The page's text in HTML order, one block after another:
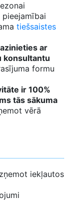
tiešsaistes
ar
konsultantu
formu
ir 100%
tās sākuma
vērā
iekļautos